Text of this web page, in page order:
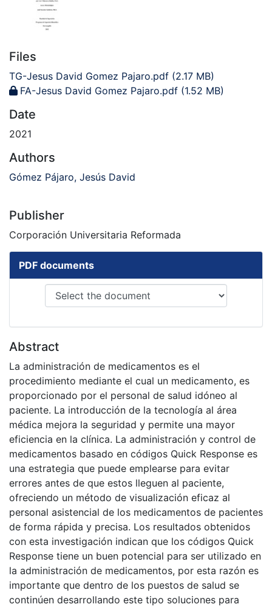
Files
TG-Jesus David Gomez Pajaro.pdf (2.17 MB)
FA-Jesus David Gomez Pajaro.pdf (1.52 MB)
Date
2021
Authors
Gómez Pájaro, Jesús David
Publisher
Corporación Universitaria Reformada
PDF documents
Abstract
La administración de medicamentos es el
procedimiento mediante el cual un medicamento, es
proporcionado por el personal de salud idóneo al
paciente. La introducción de la tecnología al área
médica mejora la seguridad y permite una mayor
eficiencia en la clínica. La administración y control de
medicamentos basado en códigos Quick Response es
una estrategia que puede emplearse para evitar
errores antes de que estos lleguen al paciente,
ofreciendo un método de visualización eficaz al
personal asistencial de los medicamentos de pacientes
de forma rápida y precisa. Los resultados obtenidos
con esta investigación indican que los códigos Quick
Response tiene un buen potencial para ser utilizado en
la administración de medicamentos, por esta razón es
importante que dentro de los puestos de salud se
continúen desarrollando este tipo soluciones para